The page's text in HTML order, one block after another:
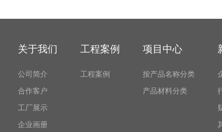
关于我们
公司简介
合作客户
工厂展示
企业画册
工程案例
工程案例
项目中心
按产品名称分类
产品材料分类